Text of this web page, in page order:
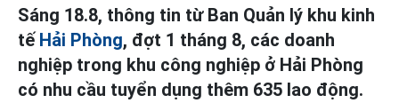
Sáng 18.8, thông tin từ Ban Quản lý khu kinh
tế Hải Phòng, đợt 1 tháng 8, các doanh
nghiệp trong khu công nghiệp ở Hải Phòng
có nhu cầu tuyển dụng thêm 635 lao động.